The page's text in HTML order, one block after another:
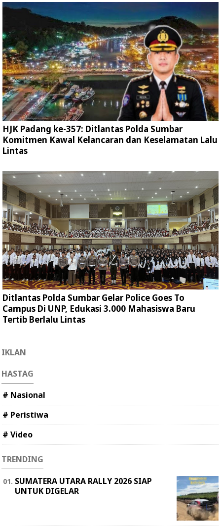
HJK Padang ke-357: Ditlantas Polda Sumbar
Komitmen Kawal Kelancaran dan Keselamatan Lalu
Lintas
Ditlantas Polda Sumbar Gelar Police Goes To
Campus Di UNP, Edukasi 3.000 Mahasiswa Baru
Tertib Berlalu Lintas
IKLAN
HASTAG
# Nasional
# Peristiwa
# Video
TRENDING
SUMATERA UTARA RALLY 2026 SIAP
UNTUK DIGELAR